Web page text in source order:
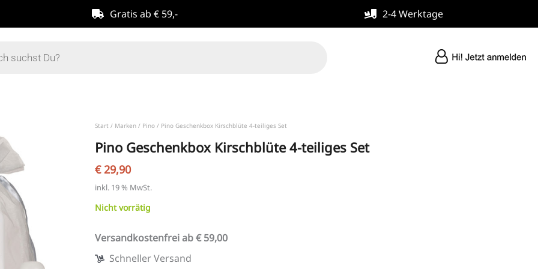
Gratis ab € 59,-
2-4 Werktage
Start / Marken/ Pino/ Pino Geschenkbox Kirschblüte 4-teiliges Set
Pino Geschenkbox Kirschblüte 4-teiliges Set
€29,90
inkl. 19 % MwSt.
Nicht vorrätig
Versandkostenfrei ab € 59,00
Schneller Versand